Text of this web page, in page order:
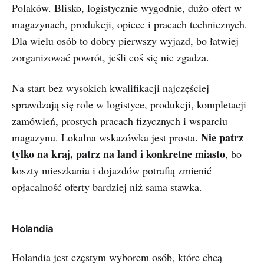
Polaków. Blisko, logistycznie wygodnie, dużo ofert w
magazynach, produkcji, opiece i pracach technicznych.
Dla wielu osób to dobry pierwszy wyjazd, bo łatwiej
zorganizować powrót, jeśli coś się nie zgadza.
Na start bez wysokich kwalifikacji najczęściej
sprawdzają się role w logistyce, produkcji, kompletacji
zamówień, prostych pracach fizycznych i wsparciu
magazynu. Lokalna wskazówka jest prosta. Nie patrz
tylko na kraj, patrz na land i konkretne miasto, bo
koszty mieszkania i dojazdów potrafią zmienić
opłacalność oferty bardziej niż sama stawka.
Holandia
Holandia jest częstym wyborem osób, które chcą